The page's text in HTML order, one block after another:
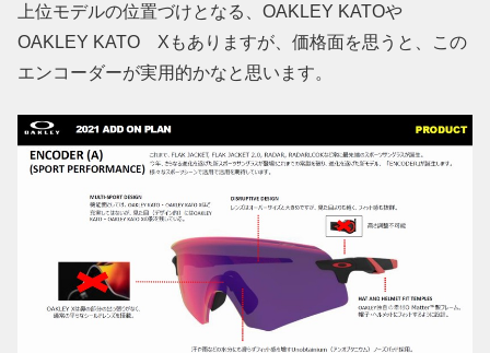
上位モデルの位置づけとなる、OAKLEY KATOや
OAKLEY KATO Xもありますが、価格面を思うと、この
エンコーダーが実用的かなと思います。